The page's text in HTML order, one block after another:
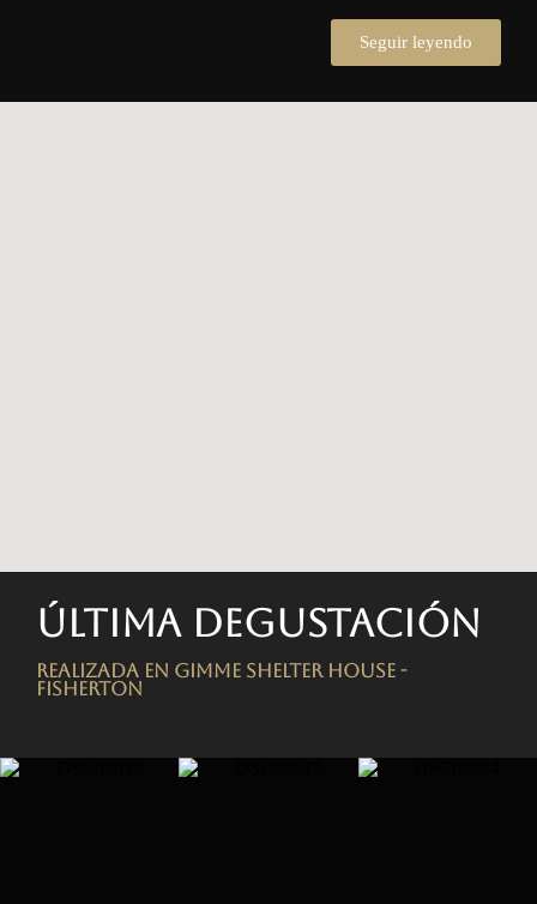
Seguir leyendo
Última degustación
Realizada en Gimme Shelter House -
FISHERTON